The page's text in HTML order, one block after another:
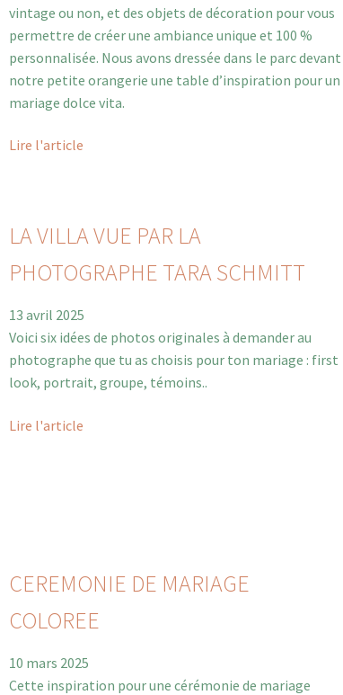
vintage ou non, et des objets de décoration pour vous
permettre de créer une ambiance unique et 100 %
personnalisée. Nous avons dressée dans le parc devant
notre petite orangerie une table d’inspiration pour un
mariage dolce vita.
Lire l'article
LA VILLA VUE PAR LA
PHOTOGRAPHE TARA SCHMITT
13 avril 2025
Voici six idées de photos originales à demander au
photographe que tu as choisis pour ton mariage : first
look, portrait, groupe, témoins..
Lire l'article
CEREMONIE DE MARIAGE
COLOREE
10 mars 2025
Cette inspiration pour une cérémonie de mariage